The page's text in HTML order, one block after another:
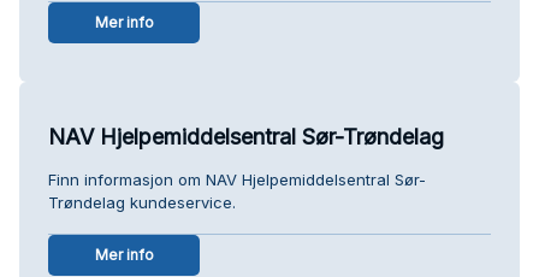
Mer info
NAV Hjelpemiddelsentral Sør-Trøndelag
Finn informasjon om NAV Hjelpemiddelsentral Sør-
Trøndelag kundeservice.
Mer info